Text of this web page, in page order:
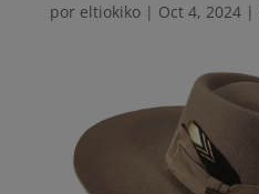
por eltiokiko| Oct 4, 2024|